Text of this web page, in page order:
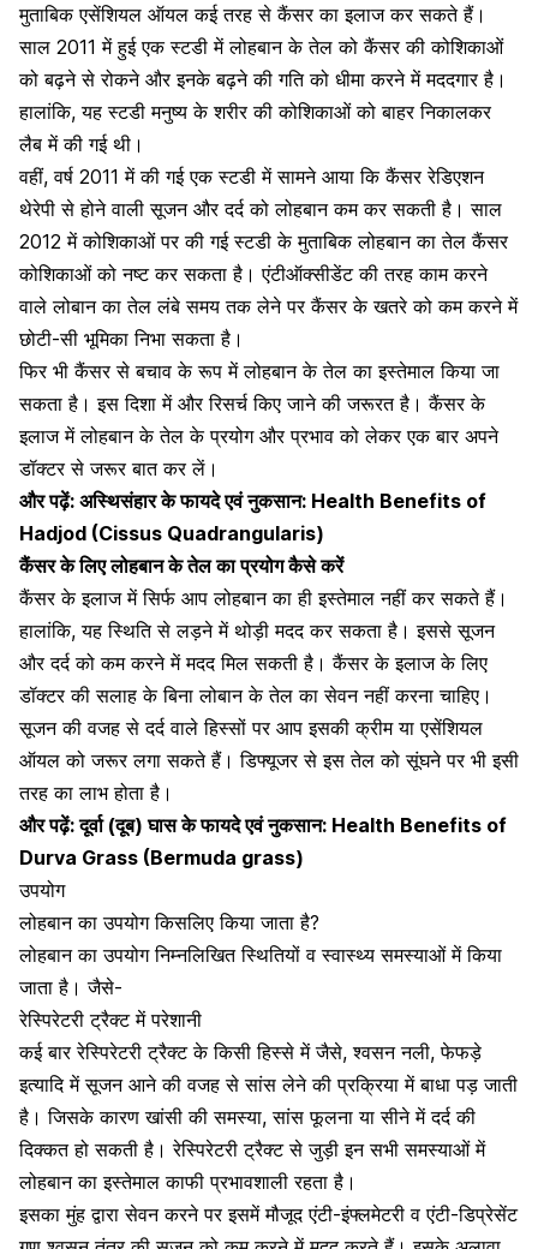
मुताबिक एसेंशियल ऑयल कई तरह से कैंसर का इलाज कर सकते हैं।
साल 2011 में हुई एक स्‍टडी में लोहबान के तेल को कैंसर की कोशिकाओं
को बढ़ने से रोकने और इनके बढ़ने की गति को धीमा करने में मददगार है।
हालांकि, यह स्‍टडी मनुष्‍य के शरीर की कोशिकाओं को बाहर निकालकर
लैब में की गई थी।
वहीं, वर्ष 2011 में की गई एक स्‍टडी में सामने आया कि कैंसर रेडिएशन
थेरेपी से होने वाली सूजन और दर्द को लोहबान कम कर सकती है। साल
2012 में कोशिकाओं पर की गई स्‍टडी के मुताबिक लोहबान का तेल कैंसर
कोशिकाओं को नष्‍ट कर सकता है। एंटीऑक्‍सीडेंट की तरह काम करने
वाले लोबान का तेल लंबे समय तक लेने पर कैंसर के खतरे को कम करने में
छोटी-सी भूमिका निभा सकता है।
फिर भी कैंसर से बचाव के रूप में लोहबान के तेल का इस्‍तेमाल किया जा
सकता है। इस दिशा में और रिसर्च किए जाने की जरूरत है। कैंसर के
इलाज में लोहबान के तेल के प्रयोग और प्रभाव को लेकर एक बार अपने
डॉक्‍टर से जरूर बात कर लें।
और पढ़ें: अस्थिसंहार के फायदे एवं नुकसान: Health Benefits of
Hadjod (Cissus Quadrangularis)
कैंसर के लिए लोहबान के तेल का प्रयोग कैसे करें
कैंसर के इलाज में सिर्फ आप लोहबान का ही इस्‍तेमाल नहीं कर सकते हैं।
हालांकि, यह स्थिति से लड़ने में थोड़ी मदद कर सकता है। इससे सूजन
और दर्द को कम करने में मदद मिल सकती है। कैंसर के इलाज के लिए
डॉक्‍टर की सलाह के बिना लोबान के तेल का सेवन नहीं करना चाहिए।
सूजन की वजह से दर्द वाले हिस्‍सों पर आप इसकी क्रीम या एसेंशियल
ऑयल को जरूर लगा सकते हैं। डिफ्यूजर से इस तेल को सूंघने पर भी इसी
तरह का लाभ होता है।
और पढ़ें:दूर्वा (दूब) घास के फायदे एवं नुकसान: Health Benefits of
Durva Grass (Bermuda grass)
उपयोग
लोहबान का उपयोग किसलिए किया जाता है?
लोहबान का उपयोग निम्नलिखित स्थितियों व स्वास्थ्य समस्याओं में किया
जाता है। जैसे-
रेस्पिरेटरी ट्रैक्ट में परेशानी
कई बार रेस्पिरेटरी ट्रैक्ट के किसी हिस्से में जैसे, श्वसन नली, फेफड़े
इत्यादि में सूजन आने की वजह से सांस लेने की प्रक्रिया में बाधा पड़ जाती
है। जिसके कारण खांसी की समस्या, सांस फूलना यासीने में दर्द की
दिक्कतहो सकती है। रेस्पिरेटरी ट्रैक्ट से जुड़ी इन सभी समस्याओं में
लोहबान का इस्तेमाल काफी प्रभावशाली रहता है।
इसका मुंह द्वारा सेवन करने पर इसमें मौजूद एंटी-इंफ्लमेटरी व एंटी-डिप्रेसेंट